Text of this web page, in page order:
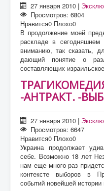
27 января 2010 |
Просмотров: 6804
Нравится0 Плохо0
В продолжение моей
раскладе в
вниманию, так сказать,
дающий понятие о
составляющих
-АНТРАКТ. -
27 января 2010 |
Просмотров: 6647
Нравится0 Плохо0
Украина продолжает
себе. Возможно 18 лет
нам еще много раз
контексте выборов в
событий новейшей истории